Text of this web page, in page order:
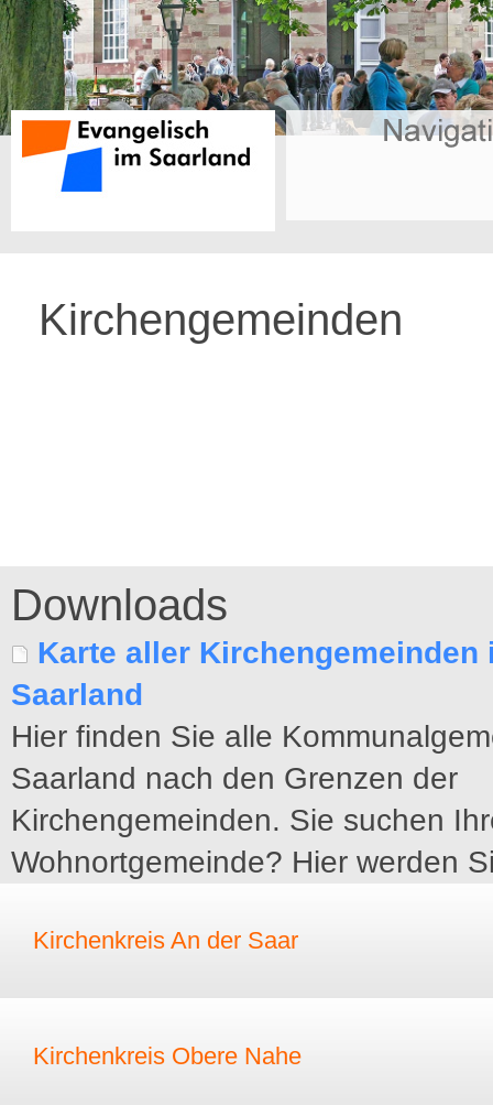
Kirchengemeinden
Downloads
Karte aller Kirchengemeinden
Saarland
Hier finden Sie alle
Saarland nach den Grenzen der
Kirchengemeinden. Sie suchen
Wohnortgemeinde? Hier werden
Kirchenkreis An der Saar
Kirchenkreis Obere Nahe